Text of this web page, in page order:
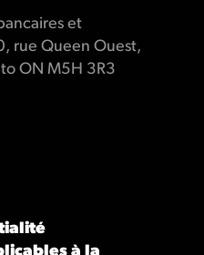
et
rue Queen Ouest,
ON M5H 3R3